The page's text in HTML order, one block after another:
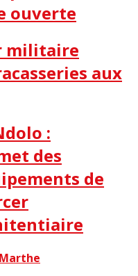
ouverte
militaire
aux
:
des
de